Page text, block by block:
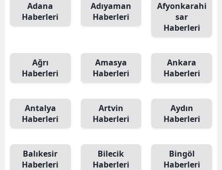
Adana
Haberleri
Adıyaman
Haberleri
Afyonkarahi
sar
Haberleri
Ağrı
Haberleri
Amasya
Haberleri
Ankara
Haberleri
Antalya
Haberleri
Artvin
Haberleri
Aydın
Haberleri
Balıkesir
Haberleri
Bilecik
Haberleri
Bingöl
Haberleri